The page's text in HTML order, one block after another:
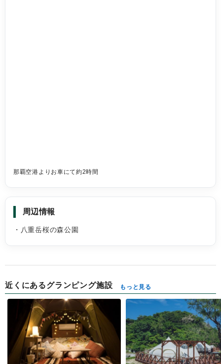
那覇空港よりお車にて約2時間
周辺情報
・八重岳桜の森公園
近くにあるグランピング施設 もっと見る